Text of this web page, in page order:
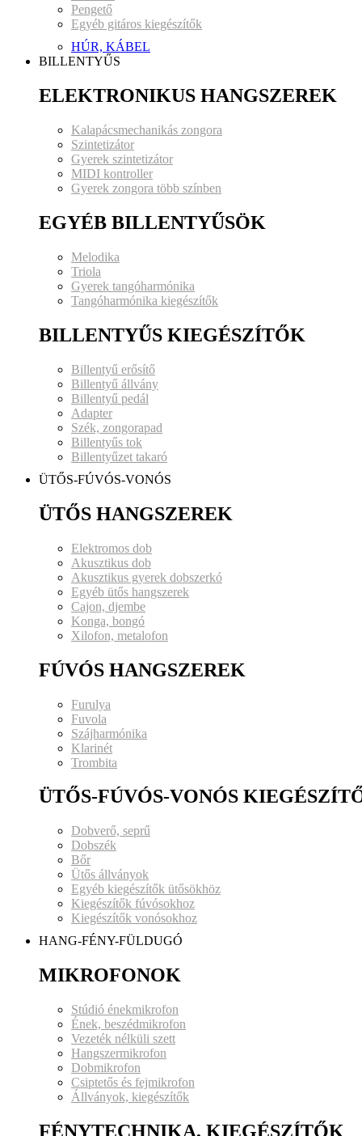
Pengető
Egyéb gitáros kiegészítők
HÚR, KÁBEL
BILLENTYŰS
ELEKTRONIKUS HANGSZEREK
Kalapácsmechanikás zongora
Szintetizátor
Gyerek szintetizátor
MIDI kontroller
Gyerek zongora több színben
EGYÉB BILLENTYŰSÖK
Melodika
Triola
Gyerek tangóharmónika
Tangóharmónika kiegészítők
BILLENTYŰS KIEGÉSZÍTŐK
Billentyű erősítő
Billentyű állvány
Billentyű pedál
Adapter
Szék, zongorapad
Billentyűs tok
Billentyűzet takaró
ÜTŐS-FÚVÓS-VONÓS
ÜTŐS HANGSZEREK
Elektromos dob
Akusztikus dob
Akusztikus gyerek dobszerkó
Egyéb ütős hangszerek
Cajon, djembe
Konga, bongó
Xilofon, metalofon
FÚVÓS HANGSZEREK
Furulya
Fuvola
Szájharmónika
Klarinét
Trombita
ÜTŐS-FÚVÓS-VONÓS
Dobverő, seprű
Dobszék
Bőr
Ütős állványok
Egyéb kiegészítők ütősökhöz
Kiegészítők fúvósokhoz
Kiegészítők vonósokhoz
HANG-FÉNY-FÜLDUGÓ
MIKROFONOK
Stúdió énekmikrofon
Ének, beszédmikrofon
Vezeték nélküli szett
Hangszermikrofon
Dobmikrofon
Csiptetős és fejmikrofon
Állványok, kiegészítők
FÉNYTECHNIKA, KIEGÉSZÍTŐK